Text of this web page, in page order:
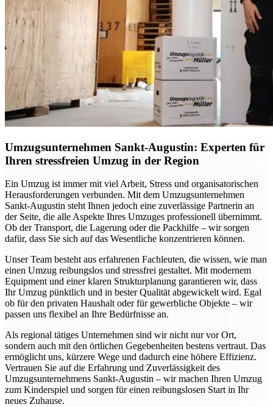
Umzugsunternehmen Sankt-Augustin: Experten für
Ihren stressfreien Umzug in der Region
Ein Umzug ist immer mit viel Arbeit, Stress und organisatorischen
Herausforderungen verbunden. Mit dem Umzugsunternehmen
Sankt-Augustin steht Ihnen jedoch eine zuverlässige Partnerin an
der Seite, die alle Aspekte Ihres Umzuges professionell übernimmt.
Ob der Transport, die Lagerung oder die Packhilfe – wir sorgen
dafür, dass Sie sich auf das Wesentliche konzentrieren können.
Unser Team besteht aus erfahrenen Fachleuten, die wissen, wie man
einen Umzug reibungslos und stressfrei gestaltet. Mit modernem
Equipment und einer klaren Strukturplanung garantieren wir, dass
Ihr Umzug pünktlich und in bester Qualität abgewickelt wird. Egal
ob für den privaten Haushalt oder für gewerbliche Objekte – wir
passen uns flexibel an Ihre Bedürfnisse an.
Als regional tätiges Unternehmen sind wir nicht nur vor Ort,
sondern auch mit den örtlichen Gegebenheiten bestens vertraut. Das
ermöglicht uns, kürzere Wege und dadurch eine höhere Effizienz.
Vertrauen Sie auf die Erfahrung und Zuverlässigkeit des
Umzugsunternehmens Sankt-Augustin – wir machen Ihren Umzug
zum Kinderspiel und sorgen für einen reibungslosen Start in Ihr
neues Zuhause.